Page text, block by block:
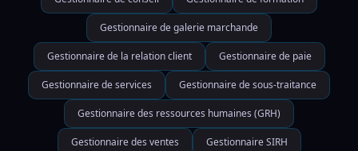
Gestionnaire de galerie marchande
Gestionnaire de la relation client Gestionnaire de paie
Gestionnaire de services Gestionnaire de sous-traitance
Gestionnaire des ressources humaines (GRH)
Gestionnaire des ventes Gestionnaire SIRH